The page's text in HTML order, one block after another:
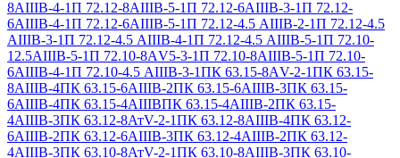
8АIIIВ-4-1П 72.12-8АIIIВ-5-1П 72.12-6АIIIВ-3-1П 72.12-
6АIIIВ-4-1П 72.12-6АIIIВ-5-1П 72.12-4.5 АIIIВ-2-1П 72.12-4.5
АIIIВ-3-1П 72.12-4.5 АIIIВ-4-1П 72.12-4.5 АIIIВ-5-1П 72.10-
12.5АIIIВ-5-1П 72.10-8АV5-3-1П 72.10-8АIIIВ-5-1П 72.10-
6АIIIВ-4-1П 72.10-4.5 АIIIВ-3-1ПК 63.15-8АV-2-1ПК 63.15-
8АIIIВ-4ПК 63.15-6АIIIВ-2ПК 63.15-6АIIIВ-3ПК 63.15-
6АIIIВ-4ПК 63.15-4АIIIВПК 63.15-4АIIIВ-2ПК 63.15-
4АIIIВ-3ПК 63.12-8АтV-2-1ПК 63.12-8АIIIВ-4ПК 63.12-
6АIIIВ-2ПК 63.12-6АIIIВ-3ПК 63.12-4АIIIВ-2ПК 63.12-
4АIIIВ-3ПК 63.10-8АтV-2-1ПК 63.10-8АIIIВ-3ПК 63.10-